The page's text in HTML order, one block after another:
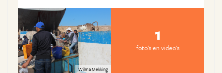
Wilma Mekking
1
foto's en video's